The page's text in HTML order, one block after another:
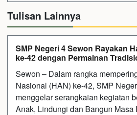
Tulisan Lainnya
SMP Negeri 4 Sewon Rayakan
ke-42 dengan Permainan
Sewon – Dalam rangka
Nasional (HAN) ke-42, SMP
menggelar serangkaian kegiatan
Anak, Lindungi dan Bangun Masa